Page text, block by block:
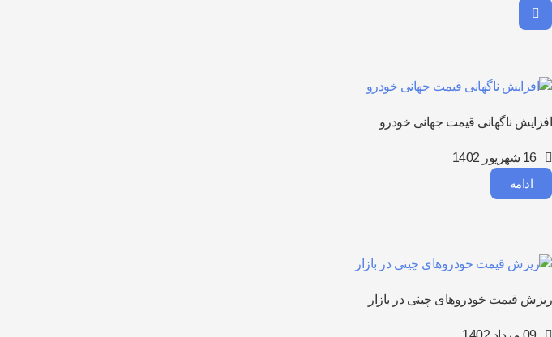
افزایش ناگهانی قیمت جهانی خودرو
16 شهریور 1402
ادامه
ریزش قیمت خودروهای چینی در بازار